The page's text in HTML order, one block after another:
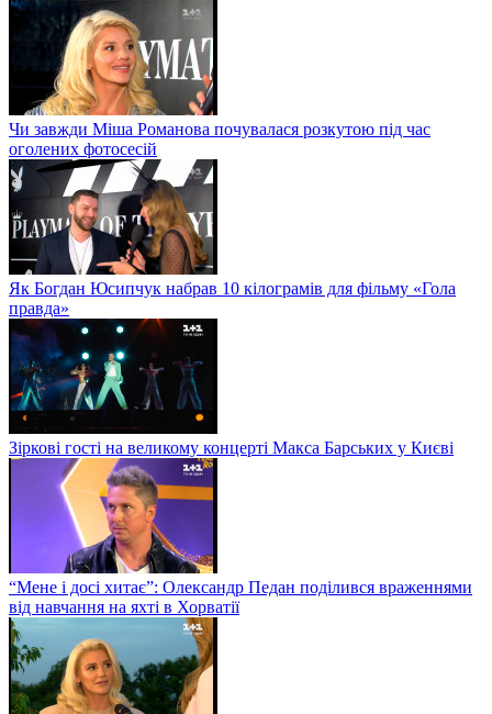
Чи завжди Міша Романова почувалася розкутою під час
оголених фотосесій
Як Богдан Юсипчук набрав 10 кілограмів для фільму «Гола
правда»
Зіркові гості на великому концерті Макса Барських у Києві
“Мене і досі хитає”: Олександр Педан поділився враженнями
від навчання на яхті в Хорватії